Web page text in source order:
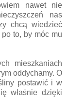
nawet nie
nas
chcą wiedzieć
to, by móc mu
mieszkaniach
oddychamy. O
postawić i w
właśnie dzięki